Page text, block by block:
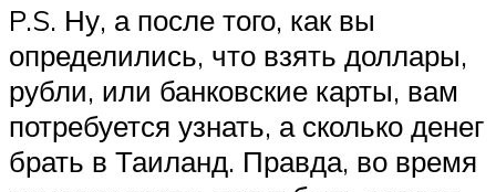
P.S. Ну, а после того, как вы
определились, что взять доллары,
рубли, или банковские карты, вам
потребуется узнать, а сколько денег
брать в Таиланд. Правда, во время